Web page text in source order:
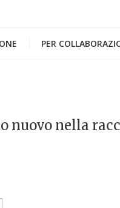
PER
nuovo nella